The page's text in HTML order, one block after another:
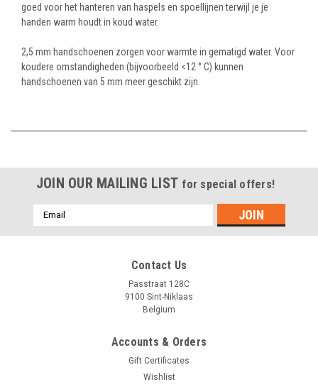
goed voor het hanteren van haspels en spoellijnen terwijl je je
handen warm houdt in koud water.
2,5 mm handschoenen zorgen voor warmte in gematigd water. Voor
koudere omstandigheden (bijvoorbeeld <12 ° C) kunnen
handschoenen van 5 mm meer geschikt zijn.
JOIN OUR MAILING LIST for special offers!
Emailadres
Contact Us
Passtraat 128C
9100 Sint-Niklaas
Belgium
Accounts & Orders
Gift Certificates
Wishlist